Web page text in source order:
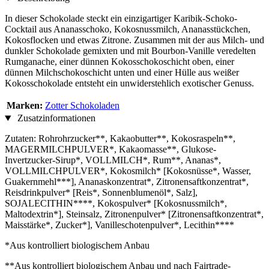
In dieser Schokolade steckt ein einzigartiger Karibik-Schoko-
Cocktail aus Ananasschoko, Kokosnussmilch, Ananasstückchen,
Kokosflocken und etwas Zitrone. Zusammen mit der aus Milch- und
dunkler Schokolade gemixten und mit Bourbon-Vanille veredelten
Rumganache, einer dünnen Kokosschokoschicht oben, einer
dünnen Milchschokoschicht unten und einer Hülle aus weißer
Kokosschokolade entsteht ein unwiderstehlich exotischer Genuss.
Marken: Zotter Schokoladen
Zusatzinformationen
Zutaten: Rohrohrzucker**, Kakaobutter**, Kokosraspeln**,
MAGERMILCHPULVER*, Kakaomasse**, Glukose-
Invertzucker-Sirup*, VOLLMILCH*, Rum**, Ananas*,
VOLLMILCHPULVER*, Kokosmilch* [Kokosnüsse*, Wasser,
Guakernmehl***], Ananaskonzentrat*, Zitronensaftkonzentrat*,
Reisdrinkpulver* [Reis*, Sonnenblumenöl*, Salz],
SOJALECITHIN****, Kokospulver* [Kokosnussmilch*,
Maltodextrin*], Steinsalz, Zitronenpulver* [Zitronensaftkonzentrat*,
Maisstärke*, Zucker*], Vanilleschotenpulver*, Lecithin****
*Aus kontrolliert biologischem Anbau
**Aus kontrolliert biologischem Anbau und nach Fairtrade-